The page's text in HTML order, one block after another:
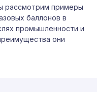
рассмотрим примеры
баллонов в
промышленности и
они